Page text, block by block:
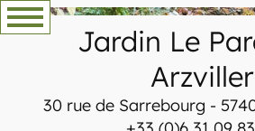
Aller
au
Jardin Le
Arzviller
30 rue de Sarrebourg -